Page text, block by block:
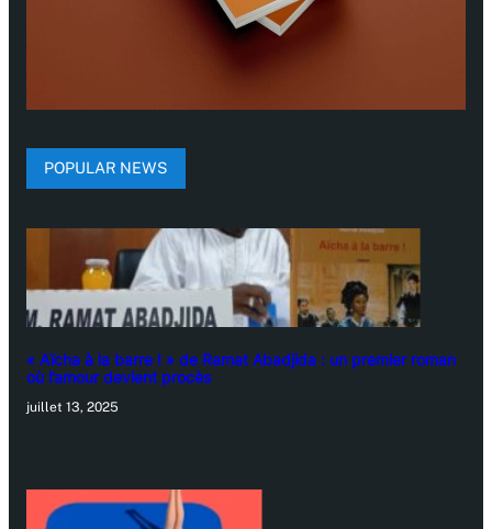
POPULAR NEWS
« Aïcha à la barre ! » de Ramat Abadjida : un premier roman
où l’amour devient procès
juillet 13, 2025